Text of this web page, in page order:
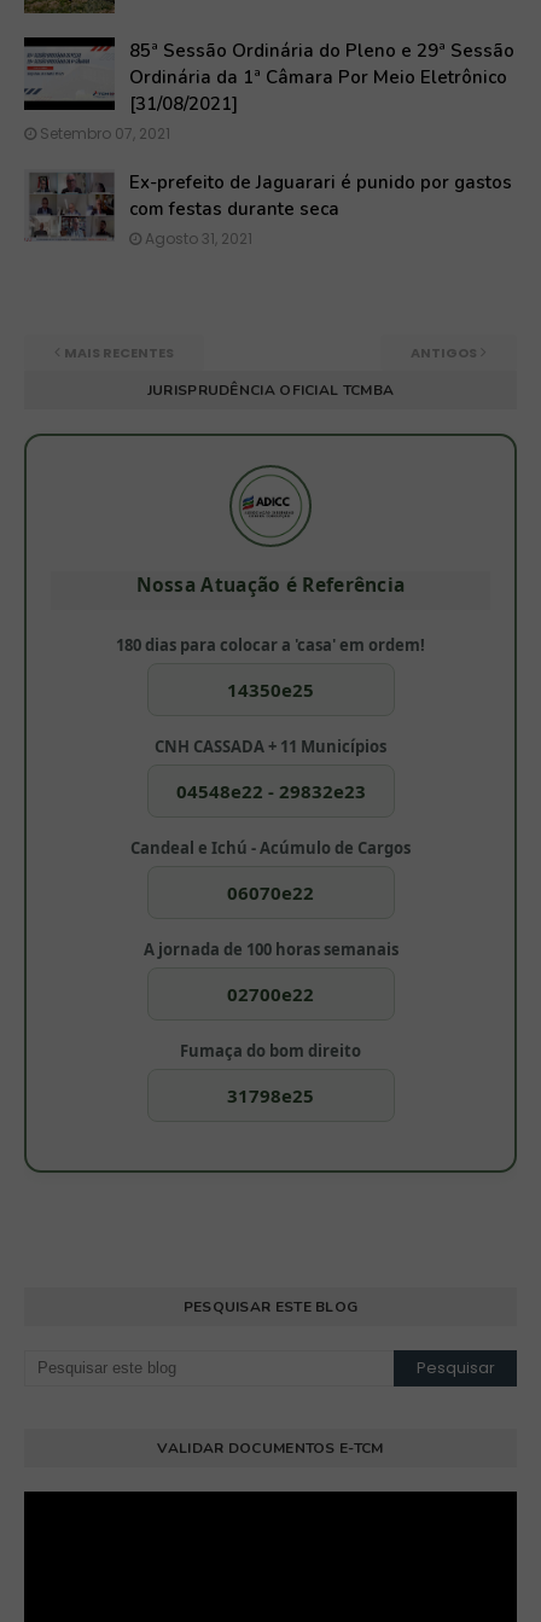
85ª Sessão Ordinária do Pleno e 29ª Sessão
Ordinária da 1ª Câmara Por Meio Eletrônico
[31/08/2021]
Setembro 07, 2021
Ex-prefeito de Jaguarari é punido por gastos
com festas durante seca
Agosto 31, 2021
MAIS RECENTES
ANTIGOS
JURISPRUDÊNCIA OFICIAL TCMBA
Nossa Atuação é Referência
180 dias para colocar a 'casa' em ordem!
14350e25
CNH CASSADA + 11 Municípios
04548e22 - 29832e23
Candeal e Ichú - Acúmulo de Cargos
06070e22
A jornada de 100 horas semanais
02700e22
Fumaça do bom direito
31798e25
PESQUISAR ESTE BLOG
VALIDAR DOCUMENTOS E-TCM